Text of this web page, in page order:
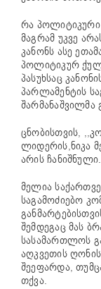
რა პოლიტიკური
მაგრამ უკვე
კანონს ასე
პოლიტიკურ
პასუხსაც
პარლამენტის
შარმანაშვილმა
ცნობისთვის,
ლიდერის,ნიკა
არის ჩანიშნული.
მელია
საგამოძიებო
შემდეგაც მას
სასამართლოს
აღკვეთის
შეეფარდა,
თქვა.